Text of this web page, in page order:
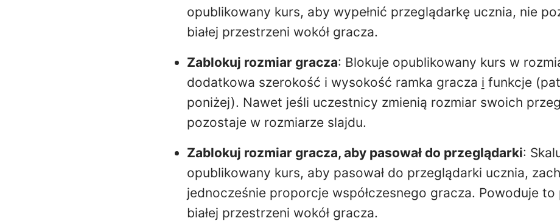
opublikowany kurs, aby wypełnić przeglądarkę ucznia, nie
białej przestrzeni wokół gracza.
Zablokuj rozmiar gracza: Blokuje opublikowany kurs w
dodatkowa szerokość i wysokość ramka gracza i funkcje
poniżej). Nawet jeśli uczestnicy zmienią rozmiar swoich
pozostaje w rozmiarze slajdu.
Zablokuj rozmiar gracza, aby pasował do przeglądarki:
opublikowany kurs, aby pasował do przeglądarki ucznia,
jednocześnie proporcje współczesnego gracza. Powoduje
białej przestrzeni wokół gracza.